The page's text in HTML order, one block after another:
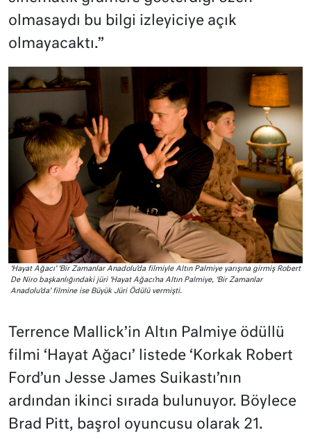
olmasaydı bu bilgi izleyiciye açık
olmayacaktı.”
‘Hayat Ağacı’ ‘Bir Zamanlar Anadolu’da filmiyle Altın Palmiye yarışına girmiş Robert
De Niro başkanlığındaki jüri ‘Hayat Ağacı’na Altın Palmiye, ‘Bir Zamanlar
Anadolu’da’ filmine ise Büyük Jüri Ödülü vermişti.
Terrence Mallick’in Altın Palmiye ödüllü
filmi ‘Hayat Ağacı’ listede ‘Korkak Robert
Ford’un Jesse James Suikastı’nın
ardından ikinci sırada bulunuyor. Böylece
Brad Pitt, başrol oyuncusu olarak 21.